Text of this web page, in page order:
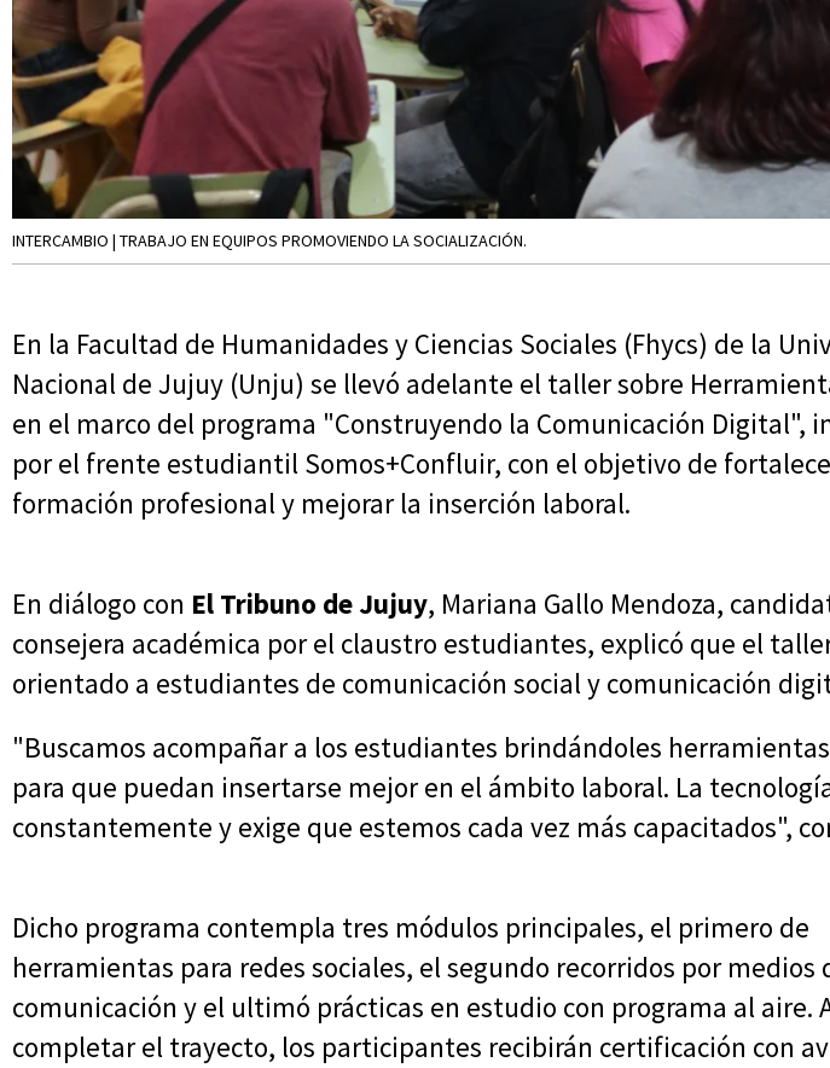
INTERCAMBIO | TRABAJO EN EQUIPOS PROMOVIENDO LA SOCIALIZACIÓN.
En la Facultad de Humanidades y Ciencias Sociales (Fhycs) de la
Nacional de Jujuy (Unju) se llevó adelante el taller sobre
en el marco del programa "Construyendo la Comunicación Digital",
por el frente estudiantil Somos+Confluir, con el objetivo de
formación profesional y mejorar la inserción laboral.
En diálogo con El Tribuno de Jujuy, Mariana Gallo Mendoza,
consejera académica por el claustro estudiantes, explicó que el
orientado a estudiantes de comunicación social y comunicación
"Buscamos acompañar a los estudiantes brindándoles
para que puedan insertarse mejor en el ámbito laboral. La
constantemente y exige que estemos cada vez más capacitados",
Dicho programa contempla tres módulos principales, el primero de
herramientas para redes sociales, el segundo recorridos por medios
comunicación y el ultimó prácticas en estudio con programa al aire.
completar el trayecto, los participantes recibirán certificación con